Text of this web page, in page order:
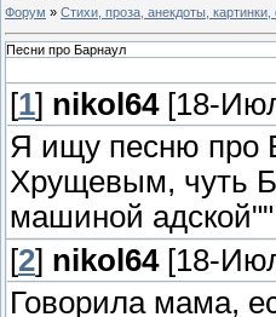
Форум » Стихи, проза, анекдоты,
Песни про Барнаул
[1] nikol64[18-
Я ищу песню про
Хрущевым, чуть
машиной адской""
[2] nikol64[18-
Говорила мама,